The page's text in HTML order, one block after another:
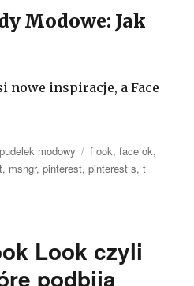
Modowe: Jak
nowe inspiracje, a Face
Kategorie
pudelek modowy Tagi
f ook,face ok,
, msngr,pinterest,pinterest s,t
Look czyli
podbiją